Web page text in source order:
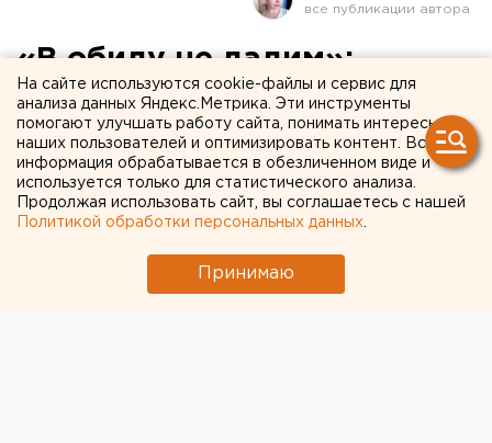
«В обиду не дадим»:
православная активистка
из Екатеринбурга
заступилась за Гарри
Поттера
На сайте используются cookie-файлы и сервис для
анализа данных Яндекс.Метрика. Эти инструменты
помогают улучшать работу сайта, понимать интересы
наших пользователей и оптимизировать контент. Вся
информация обрабатывается в обезличенном виде и
используется только для статистического анализа.
Продолжая использовать сайт, вы соглашаетесь с нашей
Политикой обработки персональных данных
Принимаю